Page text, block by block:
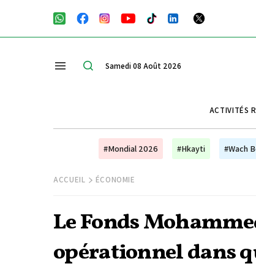
Samedi 08 Août 2026
ACTIVITÉS
#Mondial 2026 #Hkayti #Wach
ACCUEIL ÉCONOMIE
Le Fonds
opérationnel dans